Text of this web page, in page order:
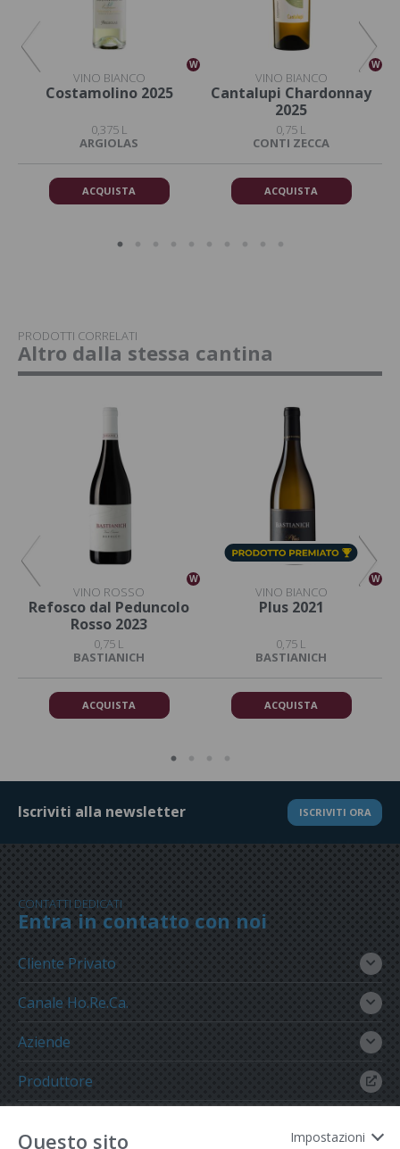
W
VINO BIANCO
Costamolino 2025
0,375 L
ARGIOLAS
ACQUISTA
W
VINO BIANCO
Cantalupi Chardonnay
2025
0,75 L
CONTI ZECCA
ACQUISTA
PRODOTTI CORRELATI
Altro dalla stessa cantina
W
VINO ROSSO
Refosco dal Peduncolo
Rosso 2023
0,75 L
BASTIANICH
ACQUISTA
W
VINO BIANCO
Plus 2021
0,75 L
BASTIANICH
ACQUISTA
Iscriviti alla newsletter ISCRIVITI ORA
CONTATTI DEDICATI
Entra in contatto con noi
Cliente Privato
Canale Ho.Re.Ca.
Aziende
Produttore
Questo sito Impostazioni